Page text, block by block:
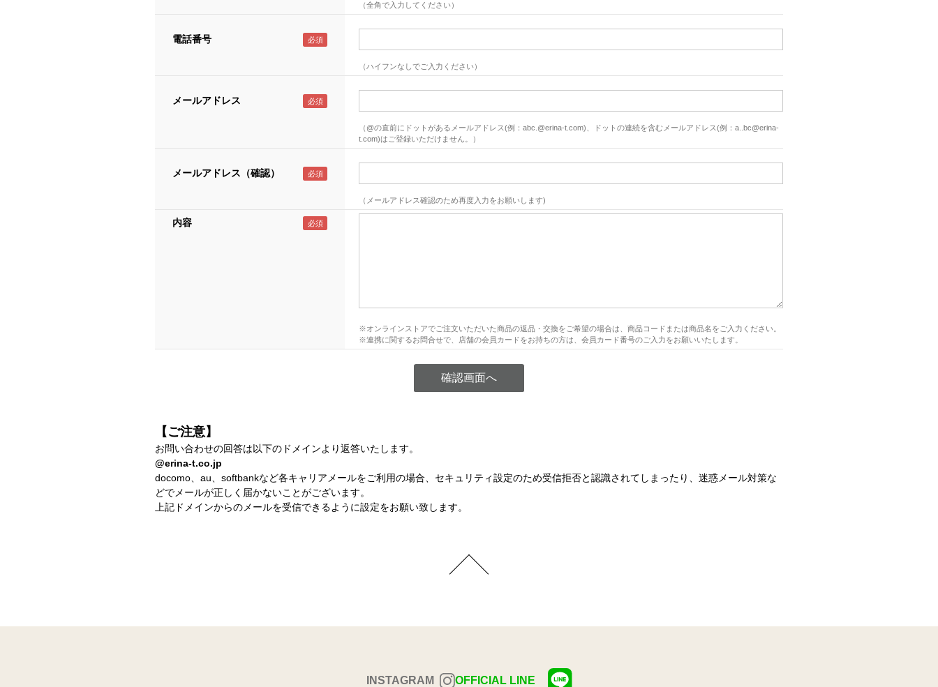
（全角で入力してください）
電話番号
（ハイフンなしでご入力ください）
メールアドレス
（@の直前にドットがあるメールアドレス(例：abc.@erina-t.com)、ドットの連続を含むメールアドレス(例：a..bc@erina-
t.com)はご登録いただけません。）
メールアドレス（確認）
（メールアドレス確認のため再度入力をお願いします)
内容
※オンラインストアでご注文いただいた商品の返品・交換をご希望の場合は、商品コードまたは商品名をご入力ください。
※連携に関するお問合せで、店舗の会員カードをお持ちの方は、会員カード番号のご入力をお願いいたします。
【ご注意】
お問い合わせの回答は以下のドメインより返答いたします。
@erina-t.co.jp
docomo、au、softbankなど各キャリアメールをご利用の場合、セキュリティ設定のため受信拒否と認識されてしまったり、迷惑メール対策な
どでメールが正しく届かないことがございます。
上記ドメインからのメールを受信できるように設定をお願い致します。
INSTAGRAM OFFICIAL LINE